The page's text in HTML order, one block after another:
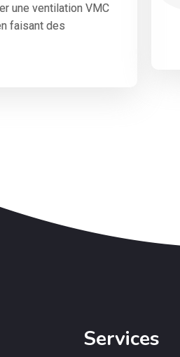
une ventilation VMC
faisant des
Services